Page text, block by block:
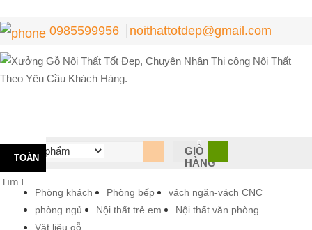
0985599956 noithattotdep@gmail.com
TOÀN
BỘ
DANH
GIỎ
HÀNG
0
Phòng khách Phòng bếp
vách ngăn-vách CNC
phòng ngủ
Nội thất trẻ em
Nội thất văn phòng
Vật liệu gỗ